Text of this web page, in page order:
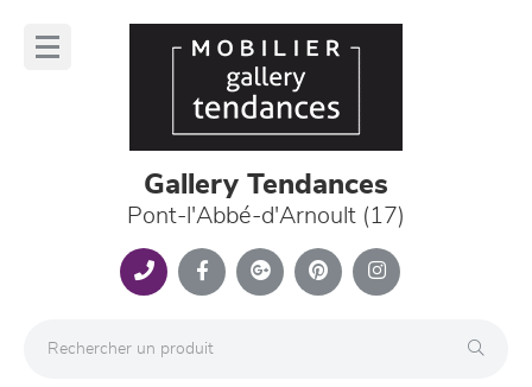
Gallery Tendances
Pont-l'Abbé-d'Arnoult (17)